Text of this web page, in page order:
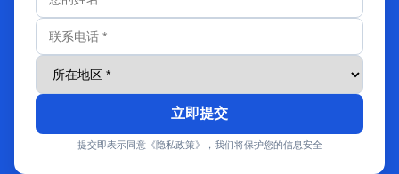
立即提交
提交即表示同意《隐私政策》，我们将保护您的信息安全